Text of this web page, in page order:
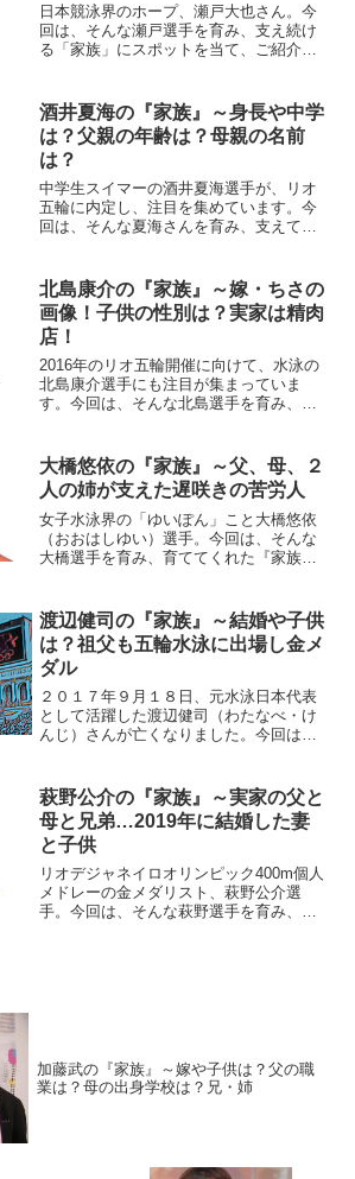
日本競泳界のホープ、瀬戸大也さん。今
回は、そんな瀬戸選手を育み、支え続け
る「家族」にスポットを当て、ご紹介し
24日身長/体重：174cm/72kg血液型：A型
出身地...
酒井夏海の『家族』～身長や中学
は？父親の年齢は？母親の名前
は？
中学生スイマーの酒井夏海選手が、リオ
五輪に内定し、注目を集めています。今
回は、そんな夏海さんを育み、支えてく
は？酒井夏海選手は、2001年6月19日生
まれで、現在14歳。...
北島康介の『家族』～嫁・ちさの
画像！子供の性別は？実家は精肉
店！
2016年のリオ五輪開催に向けて、水泳の
北島康介選手にも注目が集まっていま
す。今回は、そんな北島選手を育み、支
営北島康介選手のお父さんの名前は、北
島富士男さん。お父さん...
大橋悠依の『家族』～父、母、２
人の姉が支えた遅咲きの苦労人
女子水泳界の「ゆいぽん」こと大橋悠依
（おおはしゆい）選手。今回は、そんな
大橋選手を育み、育ててくれた『家族』
県彦根市出身。「ジェット桐生」の桐生
祥秀選手と同じ出身地です...
渡辺健司の『家族』～結婚や子供
は？祖父も五輪水泳に出場し金メ
ダル
２０１７年９月１８日、元水泳日本代表
として活躍した渡辺健司（わたなべ・け
んじ）さんが亡くなりました。今回は、
◆結婚や子供は？渡辺健司さんは、１９
６９年７月１７日生まれで...
萩野公介の『家族』～実家の父と
母と兄弟…2019年に結婚した妻
と子供
リオデジャネイロオリンピック400m個人
メドレーの金メダリスト、萩野公介選
手。今回は、そんな萩野選手を育み、支
加藤武の『家族』～嫁や子供は？父の職
業は？母の出身学校は？兄・姉